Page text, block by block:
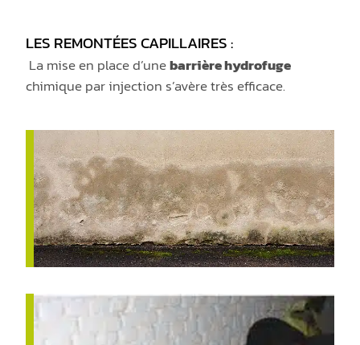
LES REMONTÉES CAPILLAIRES :
La mise en place d’unebarrière hydrofuge
chimique par injection s’avère très efficace.